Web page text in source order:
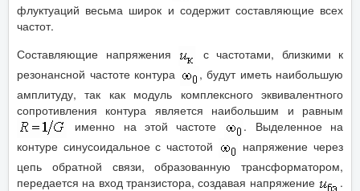
флуктуаций весьма широк и содержит составляющие всех
частот.
Составляющие напряжения
с частотами, близкими к
резонансной частоте контура
, будут иметь наибольшую
амплитуду, так как модуль комплексного эквивалентного
сопротивления контура является наибольшим и равным
именно на этой частоте
. Выделенное на
контуре синусоидальное с частотой
напряжение через
цепь обратной связи, образованную трансформатором,
передается на вход транзистора, создавая напряжение
.